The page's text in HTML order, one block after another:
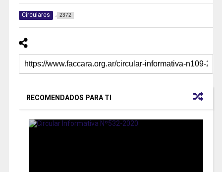
Circulares 2372
RECOMENDADOS PARA TI